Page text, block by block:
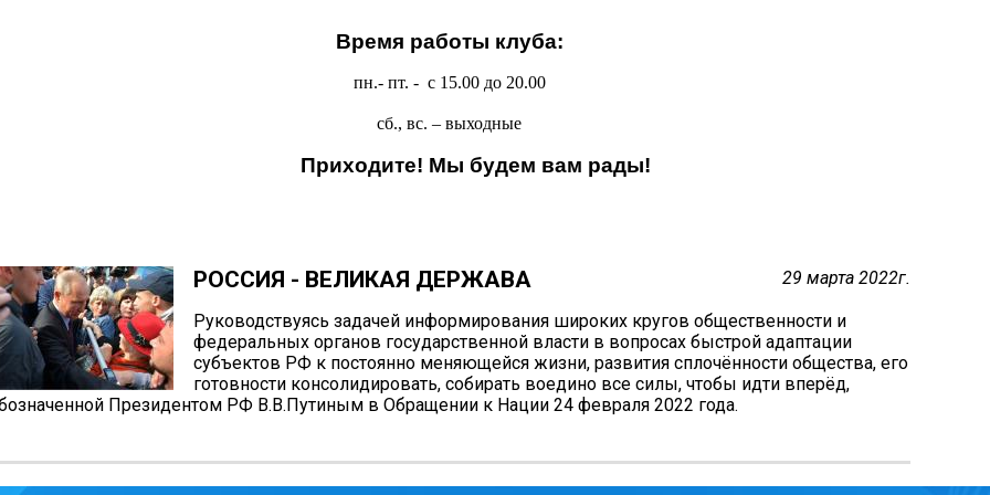
Время работы клуба:
пн.- пт. - с 15.00 до 20.00
сб., вс. – выходные
Приходите! Мы будем вам рады!
РОССИЯ - ВЕЛИКАЯ ДЕРЖАВА 29 марта 2022г.
Руководствуясь задачей информирования широких кругов общественности и
федеральных органов государственной власти в вопросах быстрой адаптации
субъектов РФ к постоянно меняющейся жизни, развития сплочённости общества, его
готовности консолидировать, собирать воедино все силы, чтобы идти вперёд,
Президентом РФ В.В.Путиным в Обращении к Нации 24 февраля 2022 года.